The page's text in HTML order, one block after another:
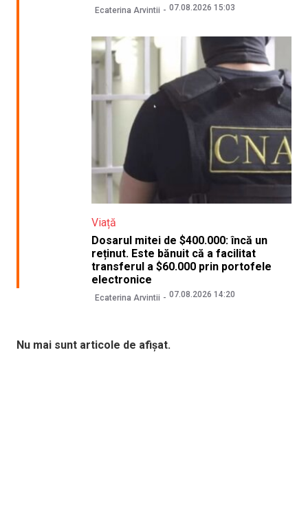
Ecaterina Arvintii 07.08.2026 15:03
Viață
Dosarul mitei de $400.000: încă un
reținut. Este bănuit că a facilitat
transferul a $60.000 prin portofele
electronice
Ecaterina Arvintii 07.08.2026 14:20
Nu mai sunt articole de afișat.